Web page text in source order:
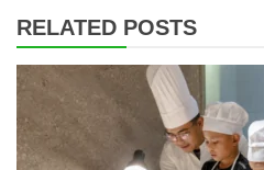
RELATED POSTS